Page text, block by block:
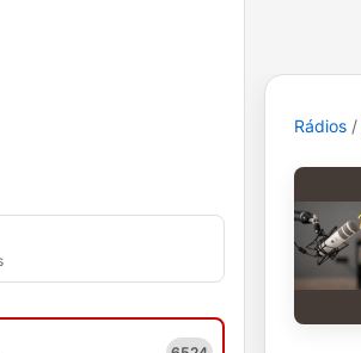
Rádios